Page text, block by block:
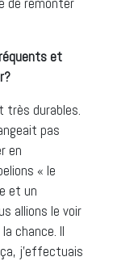
et
très durables.
pas
en
« le
et un
allions le voir
chance. Il
j’effectuais